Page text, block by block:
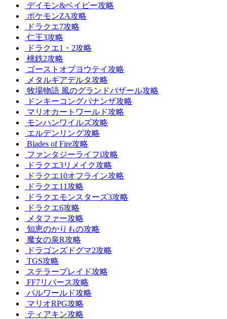
デイモン&ベイビー攻略
ポケモンZA攻略
ドラクエ7攻略
仁王3攻略
ドラクエ1・2攻略
桃鉄2攻略
ゴーストオブヨウテイ攻略
メタルギアデルタ攻略
牧場物語 風のグランドバザール攻略
ドンキーコングバナンザ攻略
マリオカートワールド攻略
モンハンワイルズ攻略
エルデンリング攻略
Blades of Fire攻略
ファンタジーライフi攻略
ドラクエ3リメイク攻略
ドラクエ10オフライン攻略
ドラクエ11攻略
ドラクエモンスターズ3攻略
ドラクエ6攻略
メタファー攻略
知恵のかりもの攻略
魔女の泉R攻略
ドラゴンズドグマ2攻略
TGS攻略
ステラーブレイド攻略
FF7リバース攻略
パルワールド攻略
マリオRPG攻略
ティアキン攻略